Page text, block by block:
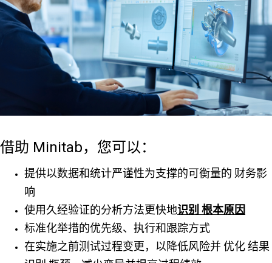
借助 Minitab，您可以：
提供以数据和统计严谨性为支撑的可衡量的 财务影
响
使用久经验证的分析方法更快地识别 根本原因
标准化举措的优先级、执行和跟踪方式
在实施之前测试过程变更，以降低风险并 优化 结果